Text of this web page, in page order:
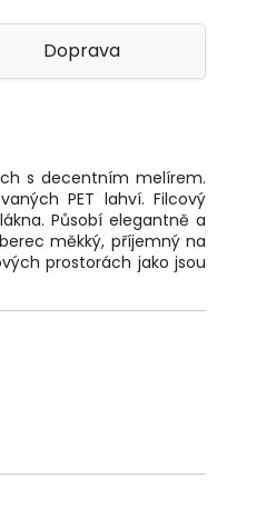
Doprava
s decentním melírem.
PET lahví. Filcový
Působí elegantně a
měkký, příjemný na
prostorách jako jsou